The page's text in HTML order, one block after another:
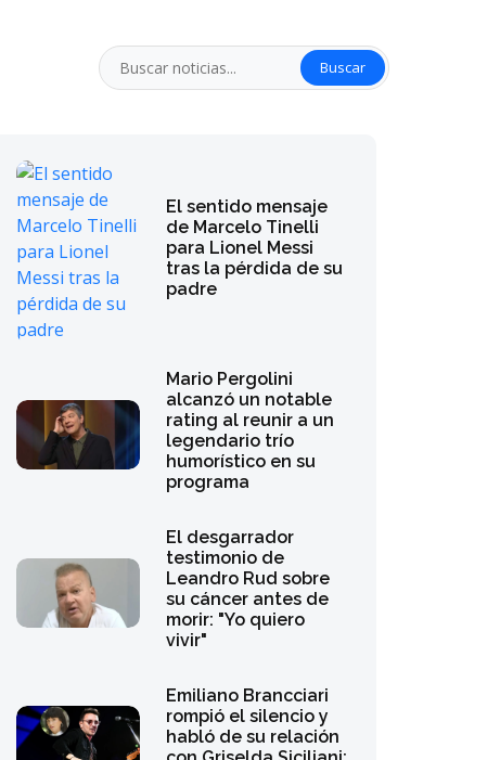
Buscar
El sentido mensaje
de Marcelo Tinelli
para Lionel Messi
tras la pérdida de su
padre
Mario Pergolini
alcanzó un notable
rating al reunir a un
legendario trío
humorístico en su
programa
El desgarrador
testimonio de
Leandro Rud sobre
su cáncer antes de
morir: "Yo quiero
vivir"
Emiliano Brancciari
rompió el silencio y
habló de su relación